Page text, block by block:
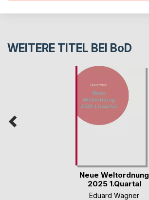
WEITERE TITEL BEI BoD
Neue Weltordnung
2025 1.Quartal
Eduard Wagner